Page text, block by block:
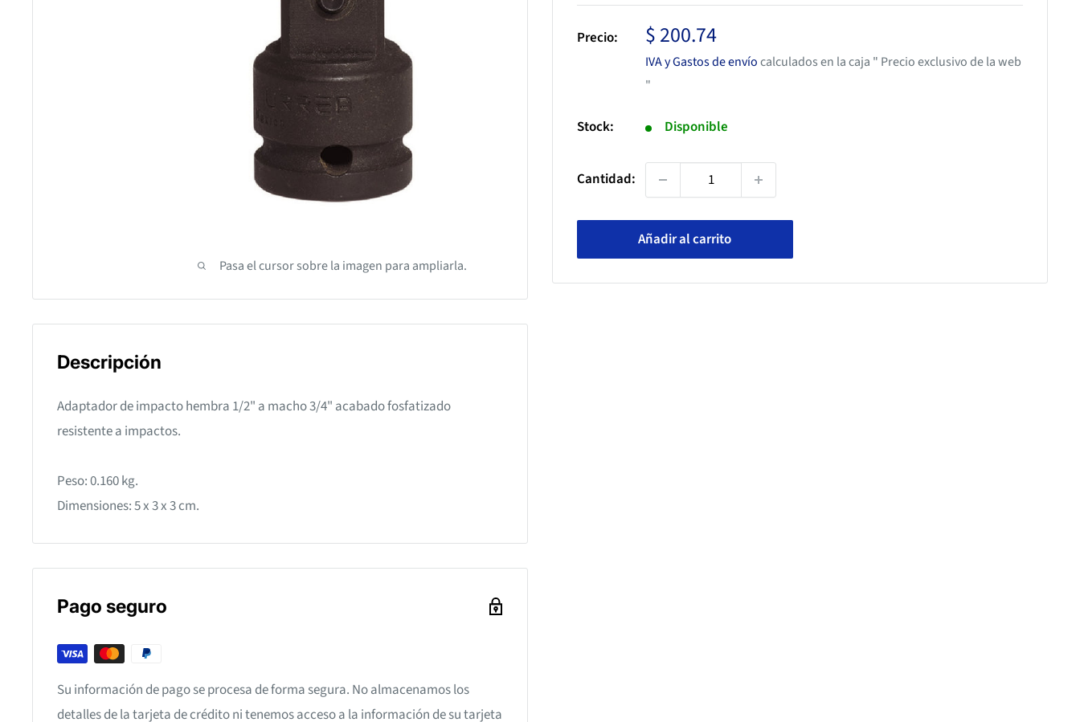
Pasa el cursor sobre la imagen para ampliarla.
Precio: Precio
de
venta
$ 200.74
IVA y Gastos de envíocalculados en la caja " Precio exclusivo de la web
"
Stock: Disponible
Cantidad:
Añadir al carrito
Descripción
Adaptador de impacto hembra 1/2" a macho 3/4" acabado fosfatizado
resistente a impactos.
Peso: 0.160 kg.
Dimensiones: 5 x 3 x 3 cm.
Pago seguro
Su información de pago se procesa de forma segura. No almacenamos los
detalles de la tarjeta de crédito ni tenemos acceso a la información de su tarjeta